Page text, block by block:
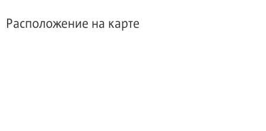
Расположение на карте